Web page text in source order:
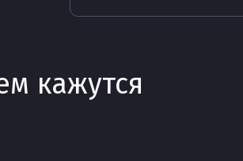
кажутся